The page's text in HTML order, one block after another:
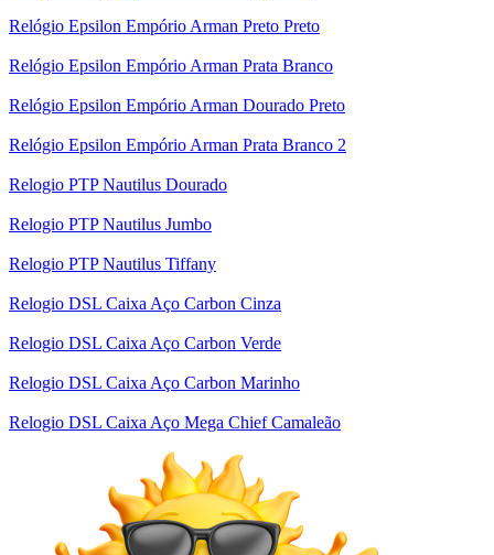
Relógio Epsilon Empório Arman Preto Preto
Relógio Epsilon Empório Arman Prata Branco
Relógio Epsilon Empório Arman Dourado Preto
Relógio Epsilon Empório Arman Prata Branco 2
Relogio PTP Nautilus Dourado
Relogio PTP Nautilus Jumbo
Relogio PTP Nautilus Tiffany
Relogio DSL Caixa Aço Carbon Cinza
Relogio DSL Caixa Aço Carbon Verde
Relogio DSL Caixa Aço Carbon Marinho
Relogio DSL Caixa Aço Mega Chief Camaleão